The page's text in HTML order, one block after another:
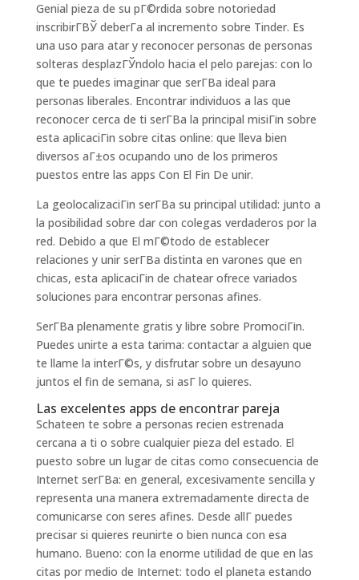
Genial pieza de su pГ©rdida sobre notoriedad
inscribirГ­ВЎ deberГ­a al incremento sobre Tinder. Es
una uso para atar y reconocer personas de personas
solteras desplazГЎndolo hacia el pelo parejas: con lo
que te puedes imaginar que serГ­В­a ideal para
personas liberales. Encontrar individuos a las que
reconocer cerca de ti serГ­В­a la principal misiГіn sobre
esta aplicaciГіn sobre citas online: que lleva bien
diversos aГ±os ocupando uno de los primeros
puestos entre las apps Con El Fin De unir.
La geolocalizaciГіn serГ­В­a su principal utilidad: junto a
la posibilidad sobre dar con colegas verdaderos por la
red. Debido a que El mГ©todo de establecer
relaciones y unir serГ­В­a distinta en varones que en
chicas, esta aplicaciГіn de chatear ofrece variados
soluciones para encontrar personas afines.
SerГ­В­a plenamente gratis y libre sobre PromociГіn.
Puedes unirte a esta tarima: contactar a alguien que
te llame la interГ©s, y disfrutar sobre un desayuno
juntos el fin de semana, si asГ­ lo quieres.
Las excelentes apps de encontrar pareja
Schateen te sobre a personas recien estrenada
cercana a ti o sobre cualquier pieza del estado. El
puesto sobre un lugar de citas como consecuencia de
Internet serГ­В­a: en general, excesivamente sencilla y
representa una manera extremadamente directa de
comunicarse con seres afines. Desde allГ­ puedes
precisar si quieres reunirte o bien nunca con esa
humano. Bueno: con la enorme utilidad de que en las
citas por medio de Internet: todo el planeta estando